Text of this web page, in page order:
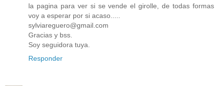
la pagina para ver si se vende el girolle, de todas formas
voy a esperar por si acaso.....
sylviareguero@gmail.com
Gracias y bss.
Soy seguidora tuya.
Responder